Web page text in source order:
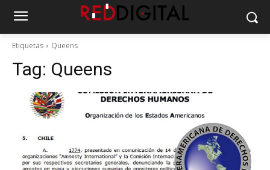
Etiquetas Queens
Tag: Queens